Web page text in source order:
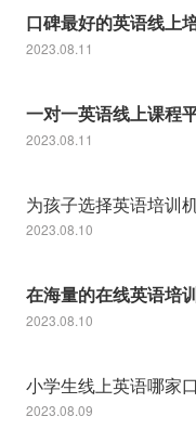
2023.08.11
2023.08.11
2023.08.10
2023.08.10
2023.08.09